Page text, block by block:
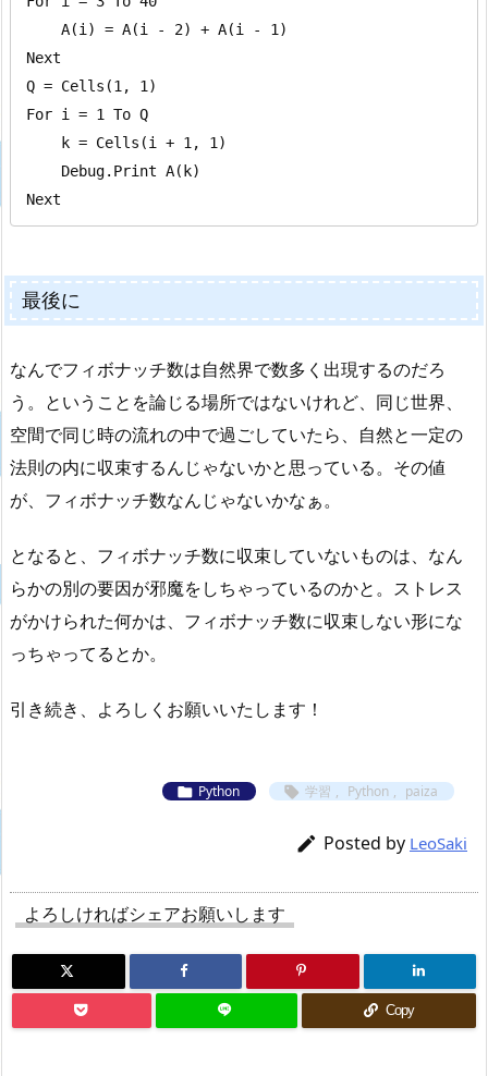
Next
Q = Cells(1, 1)
For i = 1 To Q
Next
最後に
なんでフィボナッチ数は自然界で数多く出現するのだろ
う。ということを論じる場所ではないけれど、同じ世界、
空間で同じ時の流れの中で過ごしていたら、自然と一定の
法則の内に収束するんじゃないかと思っている。その値
が、フィボナッチ数なんじゃないかなぁ。
となると、フィボナッチ数に収束していないものは、なん
らかの別の要因が邪魔をしちゃっているのかと。ストレス
がかけられた何かは、フィボナッチ数に収束しない形にな
っちゃってるとか。
引き続き、よろしくお願いいたします！
 Python  学習 , Python , paiza
 Posted by LeoSaki
よろしければシェアお願いします
Copy